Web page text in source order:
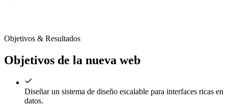
Objetivos & Resultados
Objetivos de la nueva web
Diseñar un sistema de diseño escalable para interfaces ricas en
datos.